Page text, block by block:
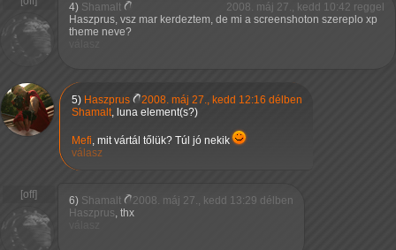
4) Shamalt
2008. máj 27., kedd 10:42 reggel
Haszprus, vsz mar kerdeztem, de mi a screenshoton szereplo xp
theme neve?
5) Haszprus
2008. máj 27., kedd 12:16 délben
Shamalt, luna element(s?)
Mefi, mit vártál tőlük? Túl jó nekik
válasz
6) Shamalt
2008. máj 27., kedd 13:29 délben
Haszprus, thx